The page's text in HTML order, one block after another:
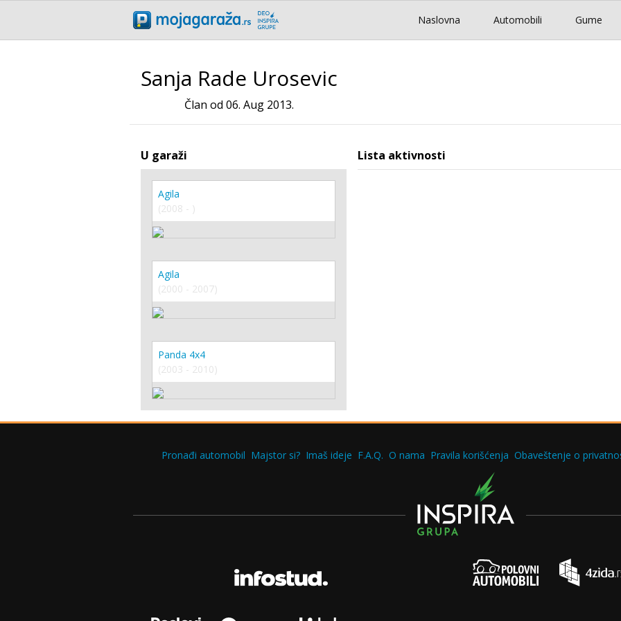
Naslovna Automobili Gume
Sanja Rade Urosevic
Član od 06. Aug 2013.
U garaži
Agila
(2008 - )
Agila
(2000 - 2007)
Panda 4x4
(2003 - 2010)
Lista aktivnosti
Pronađi automobil Majstor si? Imaš ideje F.A.Q. O nama Pravila korišćenja Obaveštenje o